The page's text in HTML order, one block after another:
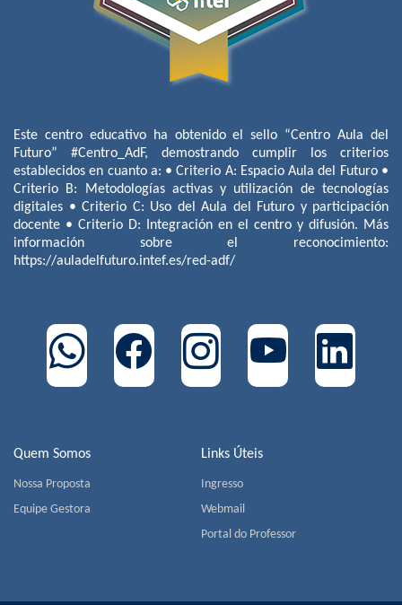
Quem Somos
Nossa Proposta
Equipe Gestora
Links Úteis
Ingresso
Webmail
Portal do Professor
Este centro educativo ha obtenido el sello “Centro Aula del
Futuro” #Centro_AdF, demostrando cumplir los criterios
establecidos en cuanto a: • Criterio A: Espacio Aula del Futuro •
Criterio B: Metodologías activas y utilización de tecnologías
digitales • Criterio C: Uso del Aula del Futuro y participación
docente • Criterio D: Integración en el centro y difusión. Más
información sobre el reconocimiento:
https://auladelfuturo.intef.es/red-adf/